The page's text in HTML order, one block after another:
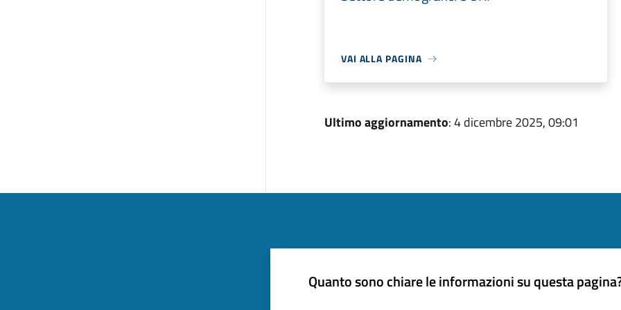
VAI ALLA PAGINA
Ultimo aggiornamento: 4 dicembre 2025, 09:01
Quanto sono chiare le informazioni su questa